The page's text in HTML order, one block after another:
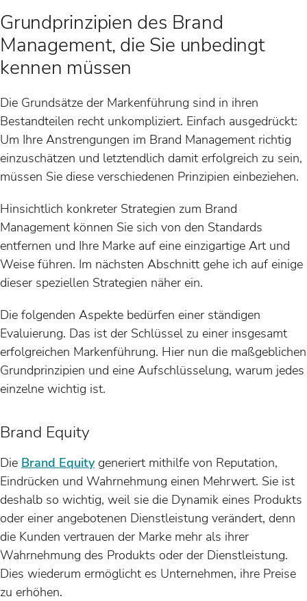
Grundprinzipien des Brand
Management, die Sie unbedingt
kennen müssen
Die Grundsätze der Markenführung sind in ihren
Bestandteilen recht unkompliziert. Einfach ausgedrückt:
Um Ihre Anstrengungen im Brand Management richtig
einzuschätzen und letztendlich damit erfolgreich zu sein,
müssen Sie diese verschiedenen Prinzipien einbeziehen.
Hinsichtlich konkreter Strategien zum Brand
Management können Sie sich von den Standards
entfernen und Ihre Marke auf eine einzigartige Art und
Weise führen. Im nächsten Abschnitt gehe ich auf einige
dieser speziellen Strategien näher ein.
Die folgenden Aspekte bedürfen einer ständigen
Evaluierung. Das ist der Schlüssel zu einer insgesamt
erfolgreichen Markenführung. Hier nun die maßgeblichen
Grundprinzipien und eine Aufschlüsselung, warum jedes
einzelne wichtig ist.
Brand Equity
Die Brand Equitygeneriert mithilfe von Reputation,
Eindrücken und Wahrnehmung einen Mehrwert. Sie ist
deshalb so wichtig, weil sie die Dynamik eines Produkts
oder einer angebotenen Dienstleistung verändert, denn
die Kunden vertrauen der Marke mehr als ihrer
Wahrnehmung des Produkts oder der Dienstleistung.
Dies wiederum ermöglicht es Unternehmen, ihre Preise
zu erhöhen.